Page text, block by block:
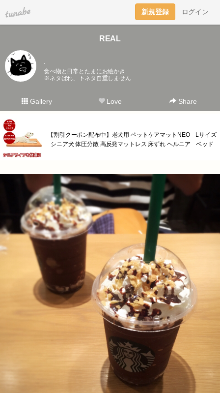
tuna.be 新規登録 ログイン
REAL
.
食べ物と日常とたまにお絵かき.
※ネタばれ、下ネタ自重しません
Gallery Love Share
【割引クーポン配布中】老犬用 ペットケアマットNEO Lサイズ
シニア犬 体圧分散 高反発マットレス 床ずれ ヘルニア ベッド